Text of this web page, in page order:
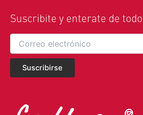
Suscribite y enterate de